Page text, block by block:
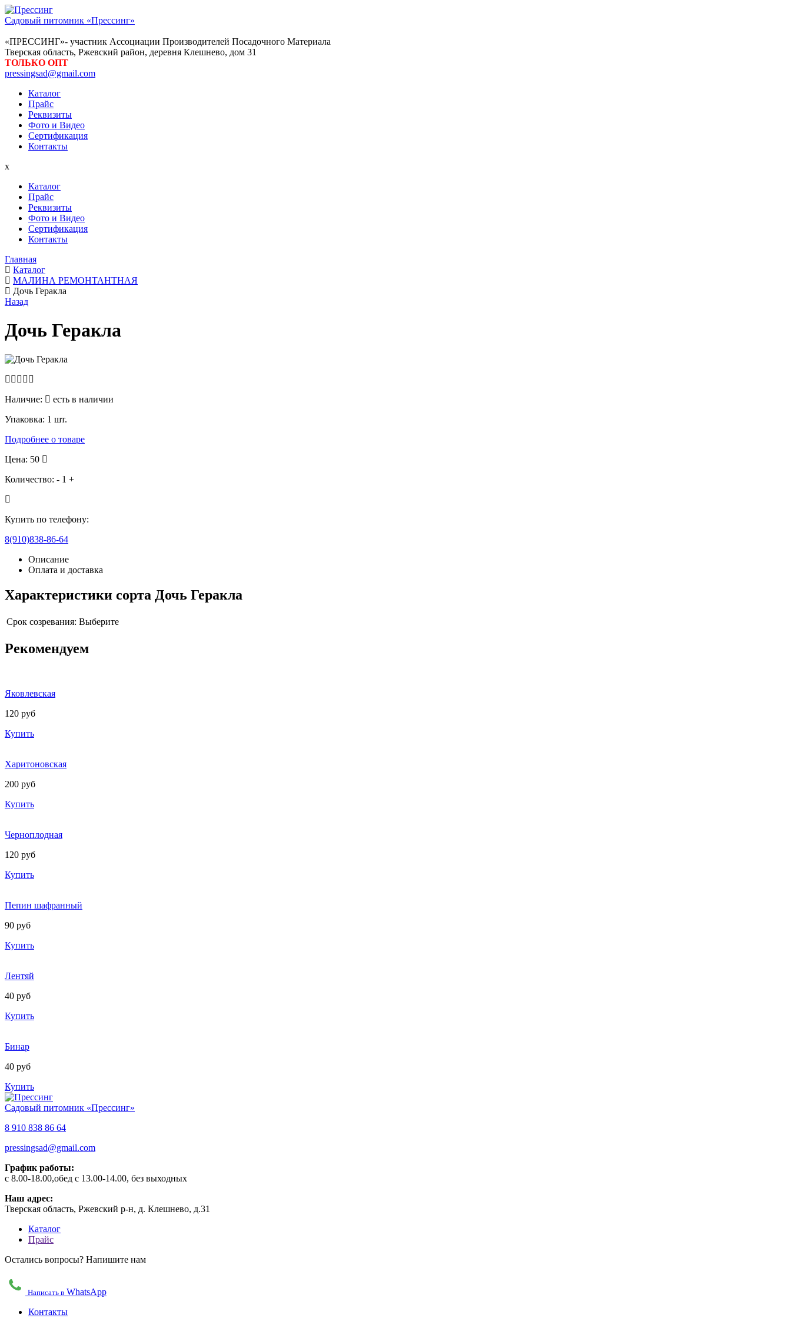
Садовый питомник «Прессинг»
«ПРЕССИНГ»- участник Ассоциации Производителей Посадочного Материала
Тверская область, Ржевский район, деревня Клешнево, дом 31
ТОЛЬКО ОПТ
pressingsad@gmail.com
Каталог
Прайс
Реквизиты
Фото и Видео
Сертификация
Контакты
x
Каталог
Прайс
Реквизиты
Фото и Видео
Сертификация
Контакты
Главная
Каталог
МАЛИНА РЕМОНТАНТНАЯ
Дочь Геракла
Назад
Дочь Геракла
Наличие:
есть в наличии
Упаковка: 1 шт.
Подробнее о товаре
Цена: 50
Количество: - 1 +
Купить по телефону:
8(910)838-86-64
Описание
Оплата и доставка
Характеристики сорта Дочь Геракла
Срок созревания: Выберите
Рекомендуем
Яковлевская
120 руб
Купить
Харитоновская
200 руб
Купить
Черноплодная
120 руб
Купить
Пепин шафранный
90 руб
Купить
Лентяй
40 руб
Купить
Бинар
40 руб
Купить
Садовый питомник «Прессинг»
8 910 838 86 64
pressingsad@gmail.com
График работы:
с 8.00-18.00,обед с 13.00-14.00, без выходных
Наш адрес:
Тверская область, Ржевский р-н, д. Клешнево, д.31
Каталог
Прайс
Остались вопросы? Напишите нам
Написать в WhatsApp
Контакты